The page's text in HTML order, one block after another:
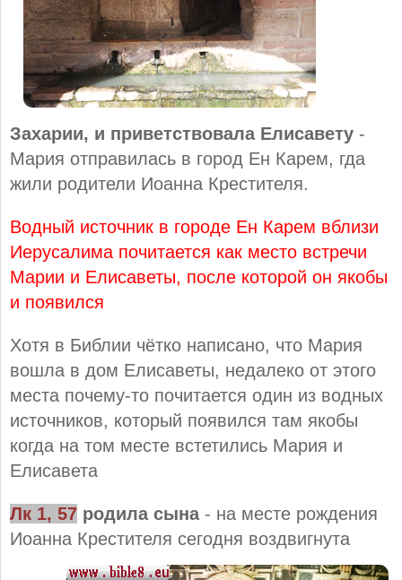
Захарии, и приветствовала Елисавету -
Мария отправилась в город Ен Карем, гда
жили родители Иоанна Крестителя.
Водный источник в городе Ен Карем вблизи
Иерусалима почитается как место встречи
Марии и Елисаветы, после которой он якобы
и появился
Хотя в Библии чётко написано, что Мария
вошла в дом Елисаветы, недалеко от этого
места почему-то почитается один из водных
источников, который появился там якобы
когда на том месте встетились Мария и
Елисавета
Лк 1, 57 родила сына- на месте рождения
Иоанна Крестителя сегодня воздвигнута